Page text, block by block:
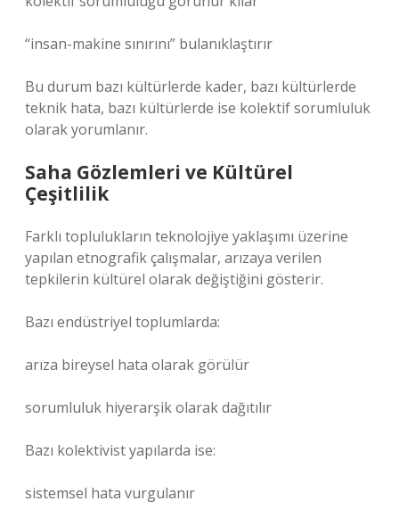
“insan-makine sınırını” bulanıklaştırır
Bu durum bazı kültürlerde kader, bazı kültürlerde
teknik hata, bazı kültürlerde ise kolektif sorumluluk
olarak yorumlanır.
Saha Gözlemleri ve Kültürel
Çeşitlilik
Farklı toplulukların teknolojiye yaklaşımı üzerine
yapılan etnografik çalışmalar, arızaya verilen
tepkilerin kültürel olarak değiştiğini gösterir.
Bazı endüstriyel toplumlarda:
arıza bireysel hata olarak görülür
sorumluluk hiyerarşik olarak dağıtılır
Bazı kolektivist yapılarda ise:
sistemsel hata vurgulanır